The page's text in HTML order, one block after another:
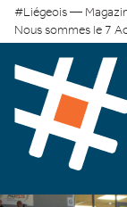
#Liégeois —
Nous sommes le 7